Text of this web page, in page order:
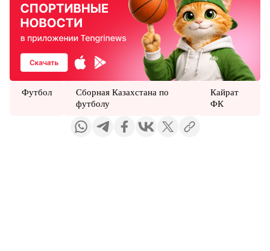
Футбол
Сборная Казахстана по
футболу
Кайрат
ФК